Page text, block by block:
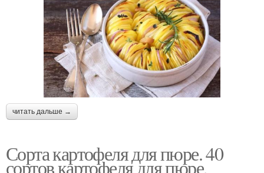
читать дальше →
Сорта картофеля для пюре. 40
сортов картофеля для пюре,